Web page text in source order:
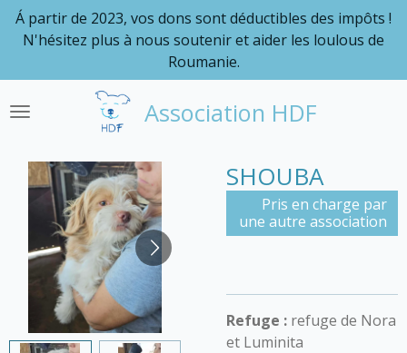
Passer
principal
Association HDF
Á partir de 2023, vos dons sont déductibles des impôts !
N'hésitez plus à nous soutenir et aider les loulous de
Roumanie.
SHOUBA
Pris en charge par
une autre association
Refuge : refuge de Nora
et Luminita